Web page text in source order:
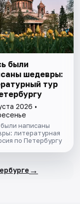
были
шедевры:
тур
2026 •
были написаны
литературная
по Петербургу
→